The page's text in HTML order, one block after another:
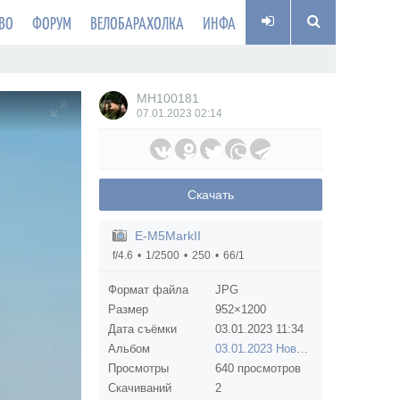
ФОРУМ ВЕЛОБАРАХОЛКА ИНФА
MH100181
07.01.2023 02:14
Скачать
E-M5MarkII
f/4.6 1/2500 250 66/1
Формат файла
JPG
Размер
952×1200
Дата съёмки
03.01.2023 11:34
Альбом
03.01.2023 Новогодний велокорпоратив
Просмотры
640 просмотров
Скачиваний
2